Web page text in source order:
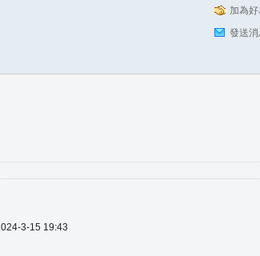
加為
發送
3-15 19:43